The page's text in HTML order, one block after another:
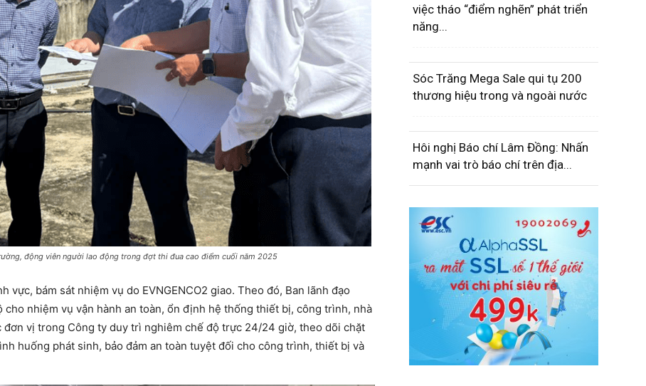
động viên người lao động trong đợt thi đua cao điểm cuối năm 2025
bám sát nhiệm vụ do EVNGENCO2 giao. Theo đó, Ban lãnh đạo
nhiệm vụ vận hành an toàn, ổn định hệ thống thiết bị, công trình, nhà
vị trong Công ty duy trì nghiêm chế độ trực 24/24 giờ, theo dõi chặt
huống phát sinh, bảo đảm an toàn tuyệt đối cho công trình, thiết bị và
việc tháo “điểm nghẽn” phát triển
năng...
Sóc Trăng Mega Sale qui tụ 200
thương hiệu trong và ngoài nước
Hôi nghị Báo chí Lâm Đồng: Nhấn
mạnh vai trò báo chí trên địa...